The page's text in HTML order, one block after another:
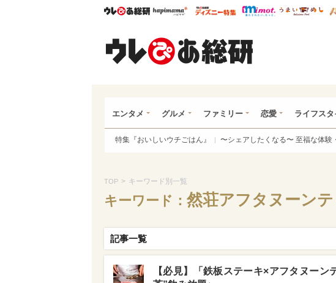
ウレぴあ総研ハピママ* ウレぴあ総研 ディズニ
mimot.
エンタメ グルメ ファミリー 恋愛 ライフスタ
特集『おいしいウチごはん』 〜シェアしたくなる〜 至福な体験
TOP > キーワード別一覧
キーワード： 然荘アフタヌーン
記事一覧
【必見】「鉄板ステーキ×アフタヌー